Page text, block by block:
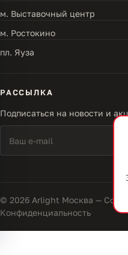
м. Выставочный центр
м. Ростокино
пл. Яуза
РАССЫЛКА
Подписаться на новости и
© 2026 Arlight Москва —
Конфиденциальность